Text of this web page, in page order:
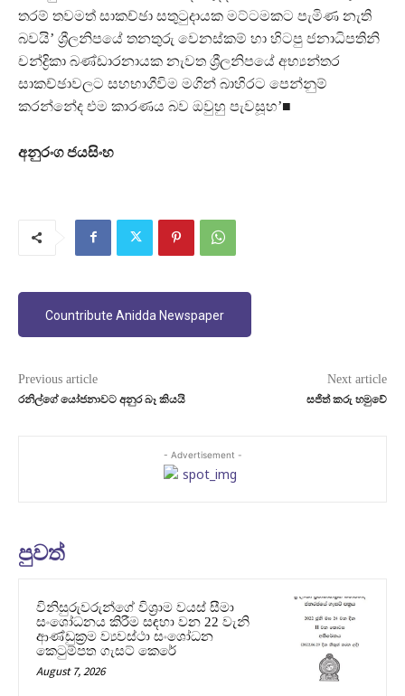
තරම් තවමත් සාකච්ඡා සතුටුදායක මට්ටමකට පැමිණ නැති
බවයි’ ශ්‍රීලනිපයේ තනතුරු වෙනස්කම් හා හිටපු ජනාධිපතිනි
චන්ද්‍රිකා බණ්ඩාරනායක නැවත ශ්‍රීලනිපයේ අභ්‍යන්තර
සාකච්ඡාවලට සහභාගීවිම මගින් බාහිරට පෙන්නුම්
කරන්නේද එම කාරණය බව ඔවුහු පැවසූහ’■
අනුරංග ජයසිංහ
Countribute Anidda Newspaper
Previous article
රනිල්ගේ යෝජනාවට අනුර බෑ කියයි
Next article
සජිත් කරු හමුවේ
- Advertisement -
පුවත්
විනිසුරුවරුන්ගේ විශ්‍රාම වයස් සීමා
සංශෝධනය කිරීම සඳහා වන 22 වැනි
ආණ්ඩුක්‍රම ව්‍යවස්ථා සංශෝධන
කෙටුම්පත ගැසට් කෙරේ
August 7, 2026